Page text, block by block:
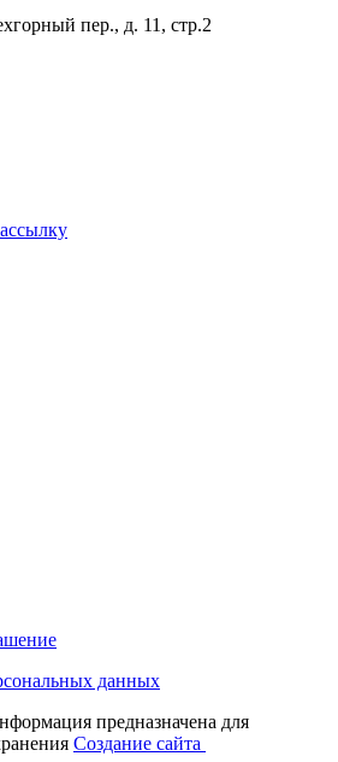
пер., д. 11, стр.2
данных
предназначена для
Создание сайта